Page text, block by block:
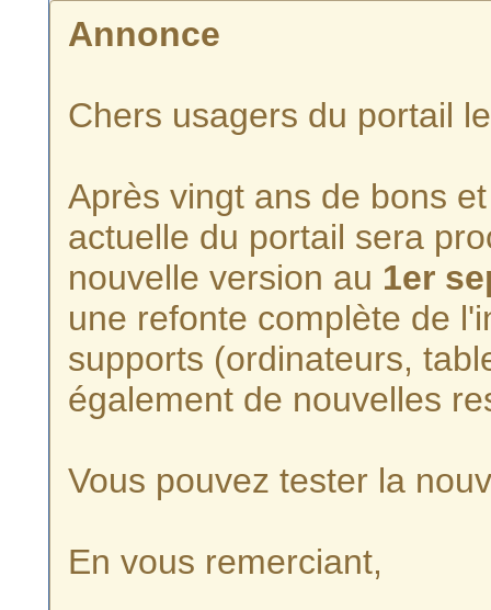
Annonce
Chers usagers du portail
Après vingt ans de bons
actuelle du portail sera
nouvelle version au 1er
une refonte complète de
supports (ordinateurs,
également de nouvelles
Vous pouvez tester la
En vous remerciant,